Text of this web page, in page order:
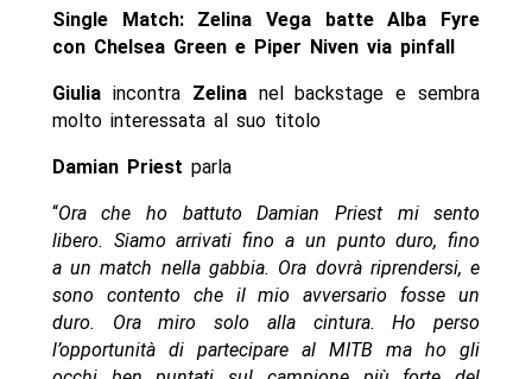
Single Match: Zelina Vega batte Alba Fyre
con Chelsea Green e Piper Niven via pinfall
Giuliaincontra Zelinanel backstage e sembra
molto interessata al suo titolo
Damian Priest parla
“Ora che ho battuto Damian Priest mi sento
libero. Siamo arrivati fino a un punto duro, fino
a un match nella gabbia. Ora dovrà riprendersi, e
sono contento che il mio avversario fosse un
duro. Ora miro solo alla cintura. Ho perso
l’opportunità di partecipare al MITB ma ho gli